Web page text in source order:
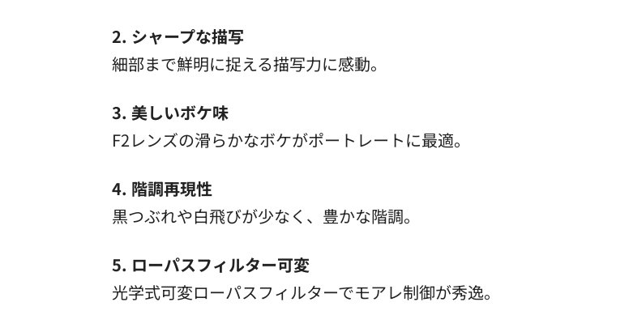
2. シャープな描写
細部まで鮮明に捉える描写力に感動。
3. 美しいボケ味
F2レンズの滑らかなボケがポートレートに最適。
4. 階調再現性
黒つぶれや白飛びが少なく、豊かな階調。
5. ローパスフィルター可変
光学式可変ローパスフィルターでモアレ制御が秀逸。